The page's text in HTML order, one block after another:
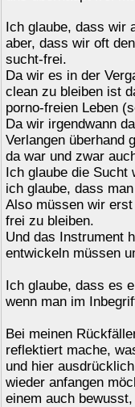
Ich glaube, dass wir
aber, dass wir oft
sucht-frei.
Da wir es in der
clean zu bleiben ist
porno-freien Leben
Da wir irgendwann
Verlangen überhand
da war und zwar
Ich glaube die Sucht
ich glaube, dass
Also müssen wir
frei zu bleiben.
Und das Instrument
entwickeln müssen
Ich glaube, dass es
wenn man im
Bei meinen
reflektiert mache,
und hier
wieder anfangen
einem auch